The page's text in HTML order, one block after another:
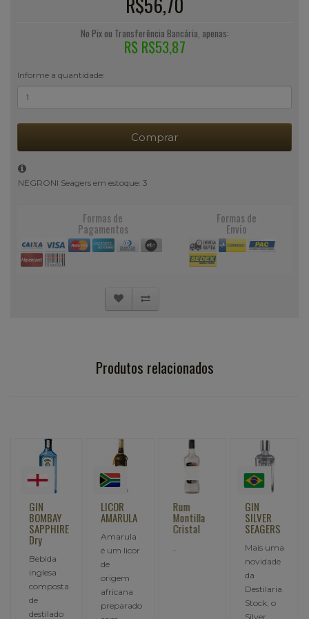
No Pix ou Transferência Bancária, apenas:
R$ R$53,87
Informe a quantidade:
Comprar
NEGRONI Seagers em estoque: 3
Formas de
Pagamentos
Formas de
Envio
Produtos relacionados
GIN
BOMBAY
SAPPHIRE
Dry
Bebida
inglesa
composta
de
destilado
LICOR
AMARULA
Amarula
é um licor
de
origem
africana
preparado
Rum
Montilla
Cristal
GIN
SILVER
SEAGERS
Mais uma
novidade
da
Destilaria
Stock, o
Silver